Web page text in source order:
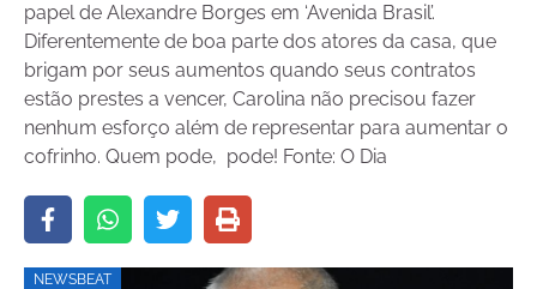
papel de Alexandre Borges em ‘Avenida Brasil’.
Diferentemente de boa parte dos atores da casa, que
brigam por seus aumentos quando seus contratos
estão prestes a vencer, Carolina não precisou fazer
nenhum esforço além de representar para aumentar o
cofrinho. Quem pode, pode! Fonte: O Dia
NEWSBEAT